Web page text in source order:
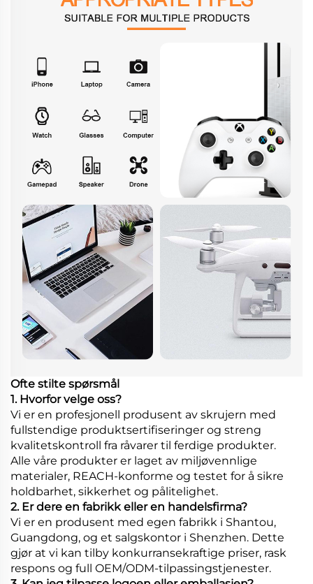
Ofte stilte spørsmål
1. Hvorfor velge oss?
Vi er en profesjonell produsent av skrujern med
fullstendige produktsertifiseringer og streng
kvalitetskontroll fra råvarer til ferdige produkter.
Alle våre produkter er laget av miljøvennlige
materialer, REACH-konforme og testet for å sikre
holdbarhet, sikkerhet og pålitelighet.
2. Er dere en fabrikk eller en handelsfirma?
Vi er en produsent med egen fabrikk i Shantou,
Guangdong, og et salgskontor i Shenzhen. Dette
gjør at vi kan tilby konkurransekraftige priser, rask
respons og full OEM/ODM-tilpassingstjenester.